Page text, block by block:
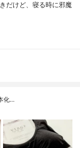
だけど、寝る時に邪魔
化…